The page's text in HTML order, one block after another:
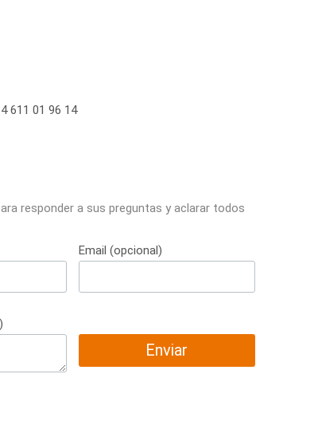
611 01 96 14
responder a sus preguntas y aclarar todos
Email (opcional)
Enviar